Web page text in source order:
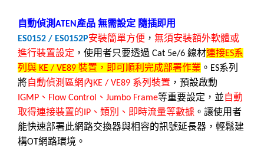
自動偵測ATEN 產品 無需設定 隨插即用
ES0152 / ES0152P安裝簡單方便 ， 無須安裝額外軟體或
進行裝置設定 ，使用者只要透過 Cat 5e/6 線材連接ES系
列與 KE / VE89 裝置，即可順利完成部署作業 。 ES系列
將自動偵測區網內KE / VE89 系列裝置 ，預設啟動
IGMP 、 Flow Control 、 Jumbo Frame等重要設定，並自動
取得連接裝置的 IP 、類別、即時流量等數據 。 讓使用者
能快速部署此網路交換器與相容的訊號延長器，輕鬆建
構OT網路環境。